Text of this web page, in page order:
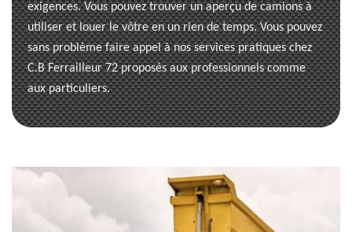
exigences. Vous pouvez trouver un aperçu de camions à
utiliser et louer le vôtre en un rien de temps. Vous pouvez
sans problème faire appel à nos services pratiques chez
C.B Ferrailleur 72 proposés aux professionnels comme
aux particuliers.